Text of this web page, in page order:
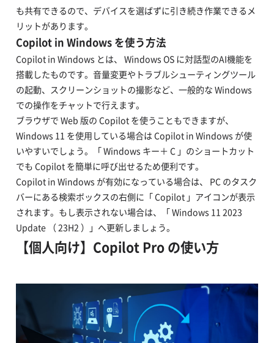
も共有できるので、デバイスを選ばずに引き続き作業できるメ
リットがあります。
Copilot in Windows を使う方法
Copilot in Windows とは、 Windows OS に対話型のAI機能を
搭載したものです。音量変更やトラブルシューティングツール
の起動、スクリーンショットの撮影など、一般的な Windows
での操作をチャットで行えます。
ブラウザで Web 版の Copilot を使うこともできますが、
Windows 11 を使用している場合は Copilot in Windows が使
いやすいでしょう。「 Windows キー＋ C 」のショートカット
でも Copilot を簡単に呼び出せるため便利です。
Copilot in Windows が有効になっている場合は、 PC のタスク
バーにある検索ボックスの右側に「 Copilot 」アイコンが表示
されます。もし表示されない場合は、「 Windows 11 2023
Update （ 23H2 ）」へ更新しましょう。
【個人向け】Copilot Pro の使い方